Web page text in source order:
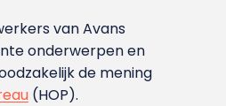
van Avans
onderwerpen en
de mening
(HOP).